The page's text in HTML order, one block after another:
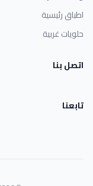
اطباق رئيسية
حلويات غربية
اتصل بنا
تابعنا